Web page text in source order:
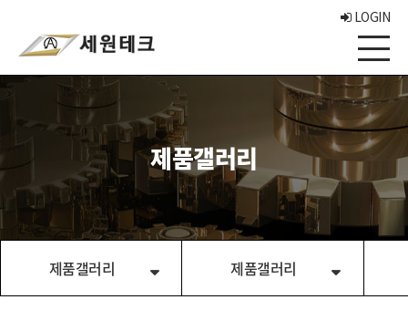
LOGIN
제품갤러리
제품갤러리 제품갤러리